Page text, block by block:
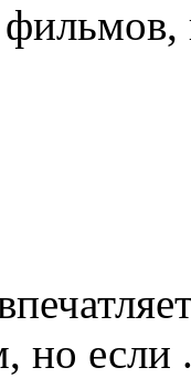
но если